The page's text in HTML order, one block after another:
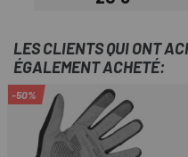
Prix
LES CLIENTS QUI ONT
ÉGALEMENT ACHETÉ:
-50%